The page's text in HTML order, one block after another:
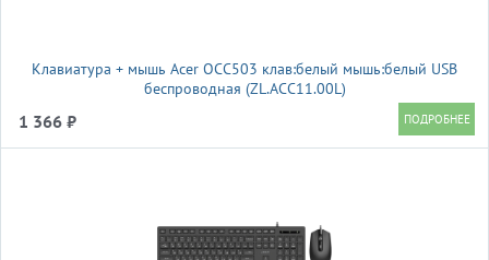
Клавиатура + мышь Acer OCC503 клав:белый мышь:белый USB
беспроводная (ZL.ACC11.00L)
1 366 ₽